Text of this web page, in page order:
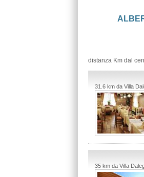
distanza Km dal
31.6 km da Villa
35 km da Villa